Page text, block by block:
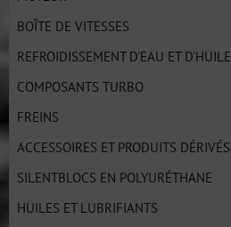
BOÎTE DE VITESSES
REFROIDISSEMENT D'EAU ET D'HUILE
COMPOSANTS TURBO
FREINS
ACCESSOIRES ET PRODUITS DÉRIVÉS
SILENTBLOCS EN POLYURÉTHANE
HUILES ET LUBRIFIANTS